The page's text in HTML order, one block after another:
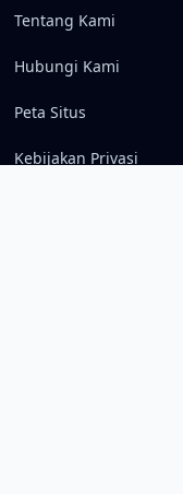
Tentang Kami
Hubungi Kami
Peta Situs
Kebijakan Privasi